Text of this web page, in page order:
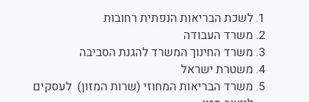
לשכת הבריאות הנפתית רחובות
משרד העבודה
משרד החינוך המשרד להגנת הסביבה
משטרת ישראל
משרד הבריאות המחוזי (שרות המזון) לעסקים